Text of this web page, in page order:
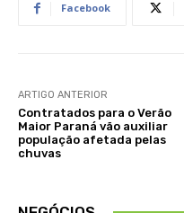
Facebook
ARTIGO ANTERIOR
Contratados para o Verão
Maior Paraná vão auxiliar
população afetada pelas
chuvas